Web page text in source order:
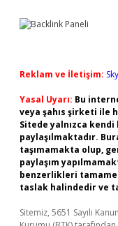
Reklam ve İletişim:
Yasal Uyarı: Bu
veya şahıs şirketi ile
Sitede yalnızca kendi
paylaşılmaktadır.
taşımamakta olup,
paylaşım
benzerlikleri
taslak halindedir ve
Sitemiz, 5651 Sayılı